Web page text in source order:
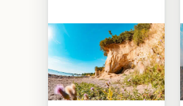
Optionen
können
auf
der
Produktseite
gewählt
werden